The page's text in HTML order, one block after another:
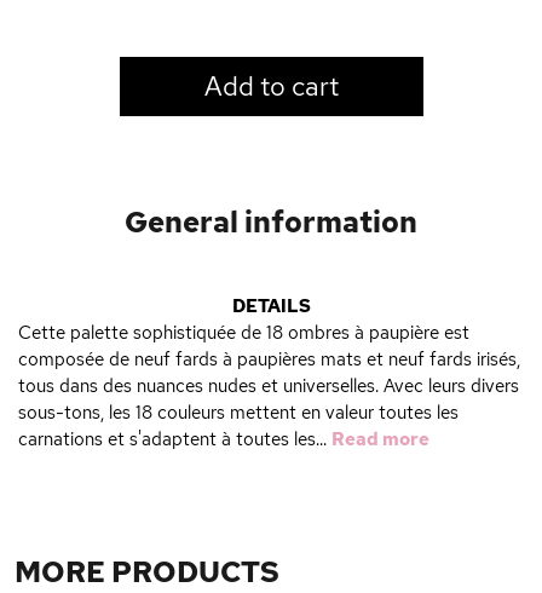
Add to cart
General information
DETAILS
Cette palette sophistiquée de 18 ombres à paupière est
composée de neuf fards à paupières mats et neuf fards irisés,
tous dans des nuances nudes et universelles. Avec leurs divers
sous-tons, les 18 couleurs mettent en valeur toutes les
carnations et s'adaptent à toutes les... Read more
MORE PRODUCTS